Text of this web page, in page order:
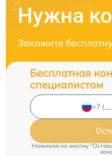
Нужна
Закажите
Бесплатная
специалистом
Нажимая на кнопку